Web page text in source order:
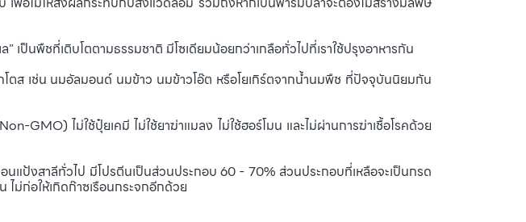
ป็นพืชที่เติบโตตามธรรมชาติ มีโซเดียมน้อยกว่าเกลือทั่วไปที่เราใช้ปรุงอาหารกัน
เช่น นมอัลมอนด์ นมข้าว นมข้าวโอ๊ต หรือโยเกิร์ตจากน้ำนมพืช ที่ปัจจุบันนิยมกัน
ไม่ใช้ปุ๋ยเคมี ไม่ใช้ยาฆ่าแมลง ไม่ใช้ฮอร์โมน และไม่ผ่านการฆ่าเชื้อโรคด้วย
ป้งสาลีทั่วไป มีโปรตีนเป็นส่วนประกอบ 60 - 70% ส่วนประกอบที่เหลือจะเป็นกรด
ม่ก่อให้เกิดก๊าซเรือนกระจกอีกด้วย